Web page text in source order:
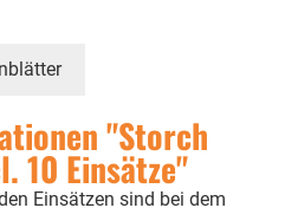
"Storch
10 Einsätze"
Einsätzen sind bei dem